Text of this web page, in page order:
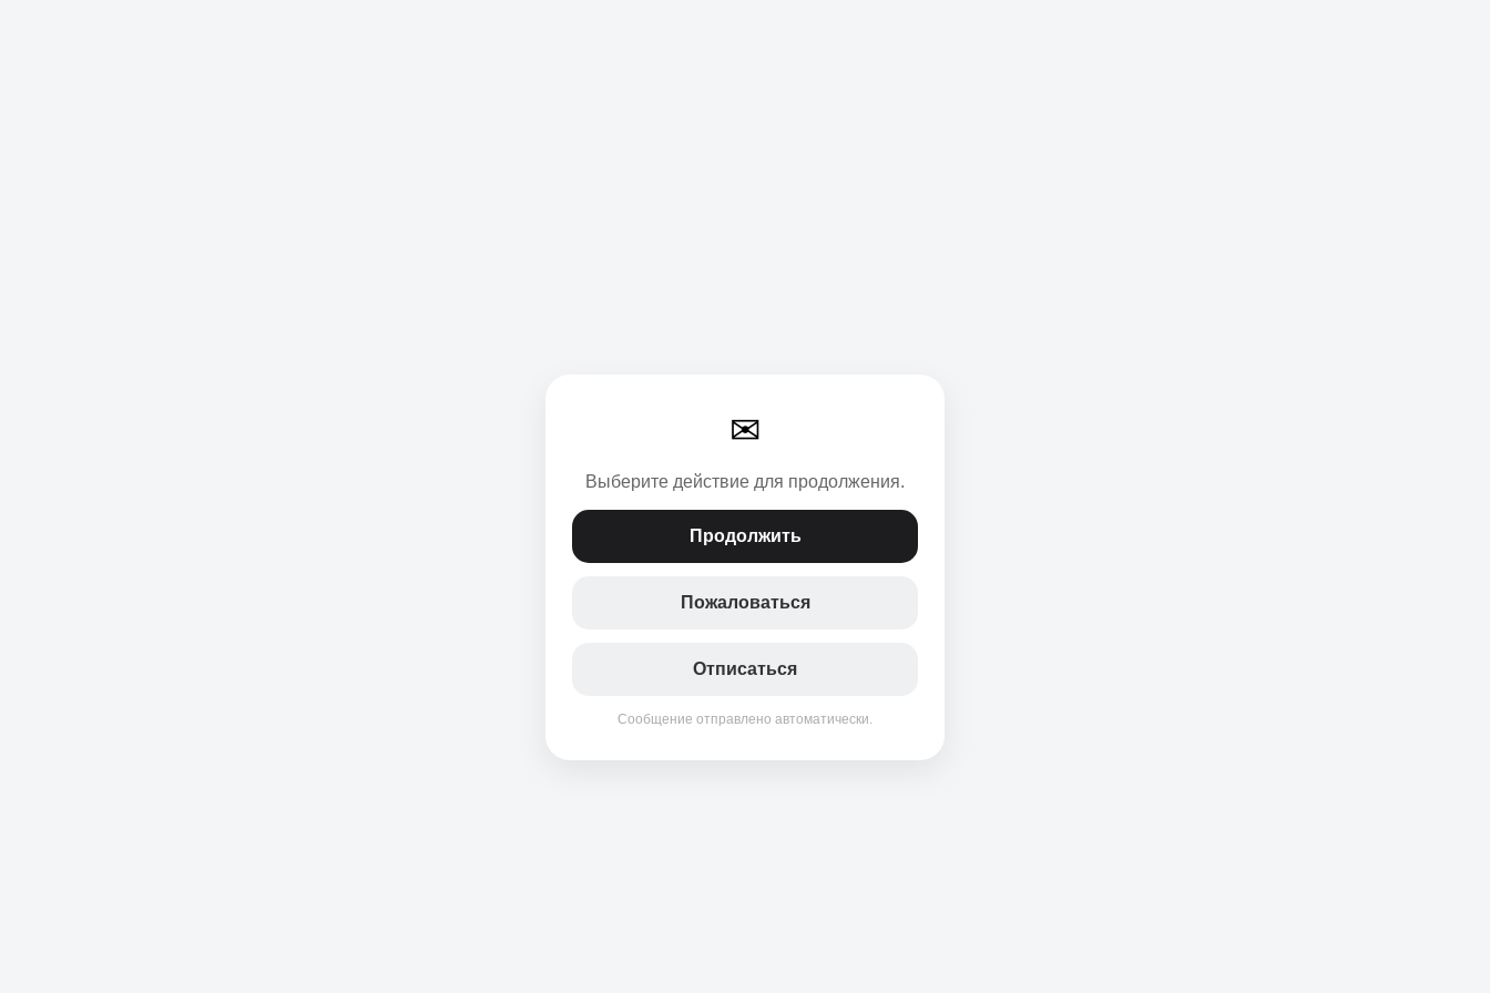
✉
Выберите действие для продолжения.
Продолжить
Пожаловаться
Отписаться
Сообщение отправлено автоматически.